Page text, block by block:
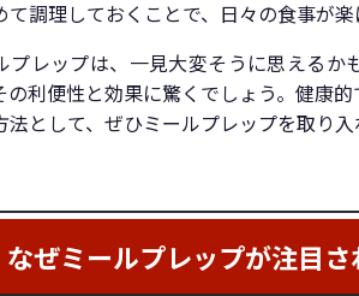
て調理しておくことで、日々の食事が楽
プレップは、一見大変そうに思えるか
の利便性と効果に驚くでしょう。健康
法として、ぜひミールプレップを取り入
なぜミールプレップが注目さ